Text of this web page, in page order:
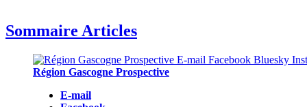
Sommaire Articles
Région Gascogne Prospective
E-mail